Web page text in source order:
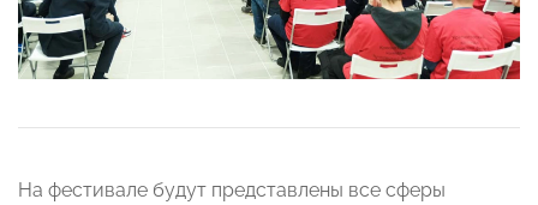
На фестивале будут представлены все сферы